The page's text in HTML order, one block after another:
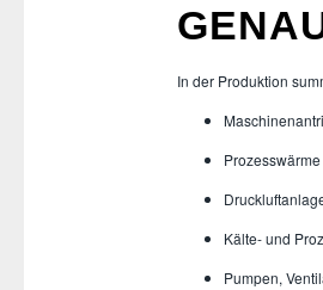
In der Produktion
Kälte- und
Pumpen,